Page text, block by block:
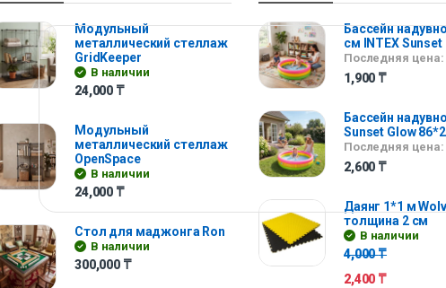
Модульный
металлический стеллаж
GridKeeper
В наличии
24,000 ₸
Модульный
металлический стеллаж
OpenSpace
В наличии
24,000 ₸
Стол для маджонга Ron
В наличии
300,000 ₸
Бассейн
см INTEX Sunset
Последняя цена:
1,900 ₸
Бассейн
Sunset Glow
Последняя цена:
2,600 ₸
Даянг 1*1 м
толщина 2 см
В наличии
4,000₸
2,400 ₸